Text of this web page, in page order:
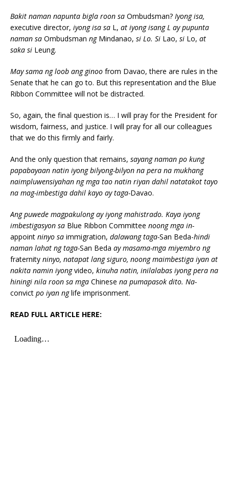
Bakit naman napunta bigla roon sa Ombudsman? Iyong isa,
executive director, iyong isa sa L, at iyong isang L ay pupunta
naman sa Ombudsman ng Mindanao, si Lo. Si Lao, si Lo, at
saka si Leung.
May sama ng loob ang ginoo from Davao, there are rules in the
Senate that he can go to. But this representation and the Blue
Ribbon Committee will not be distracted.
So, again, the final question is… I will pray for the President for
wisdom, fairness, and justice. I will pray for all our colleagues
that we do this firmly and fairly.
And the only question that remains, sayang naman po kung
papabayaan natin iyong bilyong-bilyon na pera na mukhang
naimpluwensiyahan ng mga tao natin riyan dahil natatakot tayo
na mag-imbestiga dahil kayo ay taga-Davao.
Ang puwede magpakulong ay iyong mahistrado. Kaya iyong
imbestigasyon sa Blue Ribbon Committee noong mga in-
appoint ninyo sa immigration, dalawang taga-San Beda-hindi
naman lahat ng taga-San Beda ay masama-mga miyembro ng
fraternity ninyo, natapat lang siguro, noong maimbestiga iyan at
nakita namin iyongvideo, kinuha natin, inilalabas iyong pera na
hiningi nila roon sa mga Chinese na pumapasok dito. Na-
convict po iyan nglife imprisonment.
READ FULL ARTICLE HERE: